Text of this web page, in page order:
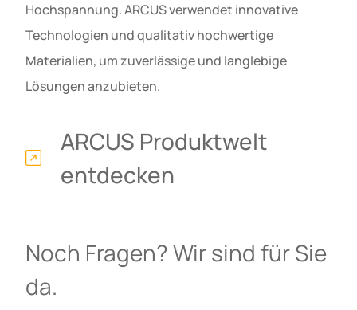
Hochspannung. ARCUS verwendet innovative
Technologien und qualitativ hochwertige
Materialien, um zuverlässige und langlebige
Lösungen anzubieten.
ARCUS Produktwelt
entdecken
Noch Fragen? Wir sind für Sie
da.